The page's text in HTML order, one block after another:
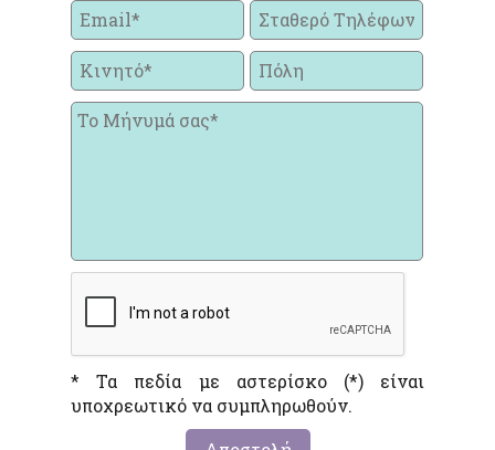
* Τα πεδία με αστερίσκο (*) είναι
υποχρεωτικό να συμπληρωθούν.